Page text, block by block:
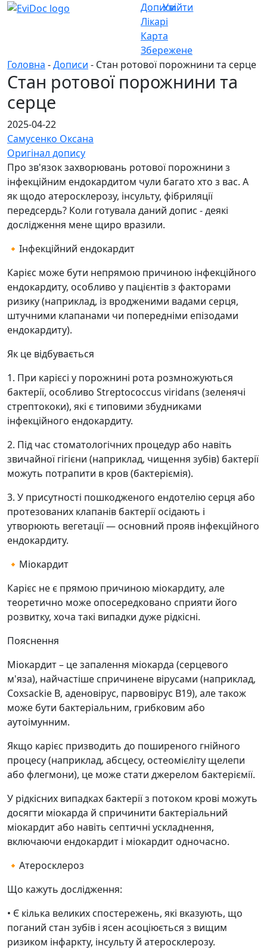
Дописи
Лікарі
Карта
Збережене
Увійти
Головна -Дописи - Стан ротової порожнини та серце
Стан ротової порожнини та
серце
2025-04-22
Самусенко Оксана
Оригінал допису
Про зв'язок захворювань ротової порожнини з
інфекційним ендокардитом чули багато хто з вас. А
як щодо атеросклерозу, інсульту, фібриляції
передсердь? Коли готувала даний допис - деякі
дослідження мене щиро вразили.
🔸Інфекційний ендокардит
Карієс може бути непрямою причиною інфекційного
ендокардиту, особливо у пацієнтів з факторами
ризику (наприклад, із вродженими вадами серця,
штучними клапанами чи попередніми епізодами
ендокардиту).
Як це відбувається
1. При карієсі у порожнині рота розмножуються
бактерії, особливо Streptococcus viridans (зеленячі
стрептококи), які є типовими збудниками
інфекційного ендокардиту.
2. Під час стоматологічних процедур або навіть
звичайної гігієни (наприклад, чищення зубів) бактерії
можуть потрапити в кров (бактеріємія).
3. У присутності пошкодженого ендотелію серця або
протезованих клапанів бактерії осідають і
утворюють вегетації — основний прояв інфекційного
ендокардиту.
🔸Міокардит
Карієс не є прямою причиною міокардиту, але
теоретично може опосередковано сприяти його
розвитку, хоча такі випадки дуже рідкісні.
Пояснення
Міокардит – це запалення міокарда (серцевого
м'яза), найчастіше спричинене вірусами (наприклад,
Coxsackie B, аденовірус, парвовірус B19), але також
може бути бактеріальним, грибковим або
аутоімунним.
Якщо карієс призводить до поширеного гнійного
процесу (наприклад, абсцесу, остеомієліту щелепи
або флегмони), це може стати джерелом бактеріємії.
У рідкісних випадках бактерії з потоком крові можуть
досягти міокарда й спричинити бактеріальний
міокардит або навіть септичні ускладнення,
включаючи ендокардит і міокардит одночасно.
🔸Атеросклероз
Що кажуть дослідження:
• Є кілька великих спостережень, які вказують, що
поганий стан зубів і ясен асоціюється з вищим
ризиком інфаркту, інсульту й атеросклерозу.